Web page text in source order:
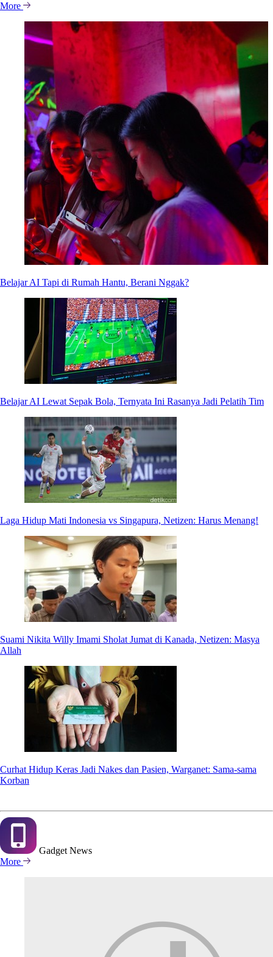
More
Belajar AI Tapi di Rumah Hantu, Berani Nggak?
Belajar AI Lewat Sepak Bola, Ternyata Ini Rasanya Jadi Pelatih Tim
Laga Hidup Mati Indonesia vs Singapura, Netizen: Harus Menang!
Suami Nikita Willy Imami Sholat Jumat di Kanada, Netizen: Masya
Allah
Curhat Hidup Keras Jadi Nakes dan Pasien, Warganet: Sama-sama
Korban
GadgetNews
More